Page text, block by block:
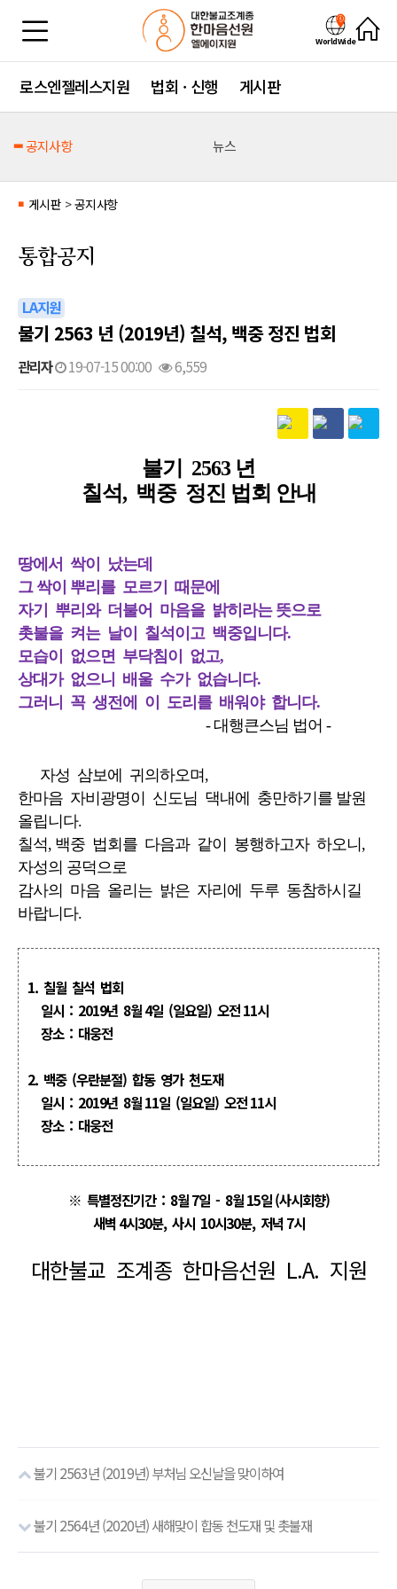
WorldWide
로스엔젤레스지원 법회 · 신행 게시판
공지사항 뉴스
■ 게시판 >공지사항
통합공지
LA지원
불기 2563 년 (2019년) 칠석, 백중 정진 법회
관리자 19-07-15 00:00 6,559
불기 2563 년
칠석, 백중 정진 법회 안내
땅에서 싹이 났는데
그 싹이 뿌리를 모르기 때문에
자기 뿌리와 더불어 마음을 밝히라는 뜻으로
촛불을 켜는 날이 칠석이고 백중입니다.
모습이 없으면 부닥침이 없고,
상대가 없으니 배울 수가 없습니다.
그러니 꼭 생전에 이 도리를 배워야 합니다.
- 대행큰스님 법어 -
자성 삼보에 귀의하오며,
한마음 자비광명이 신도님 댁내에 충만하기를 발원
올립니다.
칠석, 백중 법회를 다음과 같이 봉행하고자 하오니,
자성의 공덕으로
감사의 마음 올리는 밝은 자리에 두루 동참하시길
바랍니다.
1. 칠월 칠석 법회
일시 : 2019년 8월 4일 (일요일) 오전 11시
장소 : 대웅전
2. 백중 (우란분절) 합동 영가 천도재
일시 : 2019년 8월 11일 (일요일) 오전 11시
장소 : 대웅전
※ 특별정진기간 : 8월 7일 - 8월 15일 (사시회향)
새벽 4시30분, 사시 10시30분, 저녁 7시
대한불교 조계종 한마음선원 L.A. 지원
불기 2563년 (2019년) 부처님 오신날을 맞이하여
불기 2564년 (2020년) 새해맞이 합동 천도재 및 촛불재